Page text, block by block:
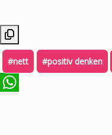
#nett #positiv denken